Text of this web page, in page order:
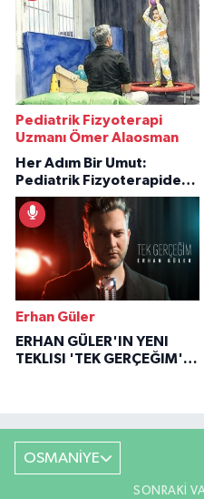
Pediatrik Fizyoterapi
Uzmanı Ömer Alaosman
Her Adım Bir Umut:
Pediatrik Fizyoterapiden
İlham Veren Hikâyeler
Erhan Güler
ERHAN GÜLER'IN YENI
TEKLISI 'TEK GERÇEĞIM'LE
OSMANİYE
SONRAKI